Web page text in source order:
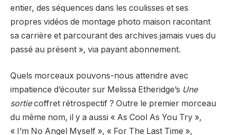
entier, des séquences dans les coulisses et ses
propres vidéos de montage photo maison racontant
sa carrière et parcourant des archives jamais vues du
passé au présent », via payant abonnement.
Quels morceaux pouvons-nous attendre avec
impatience d’écouter sur Melissa Etheridge’s Une
sortiecoffret rétrospectif ? Outre le premier morceau
du même nom, il y a aussi « As Cool As You Try »,
« I’m No Angel Myself », « For The Last Time »,